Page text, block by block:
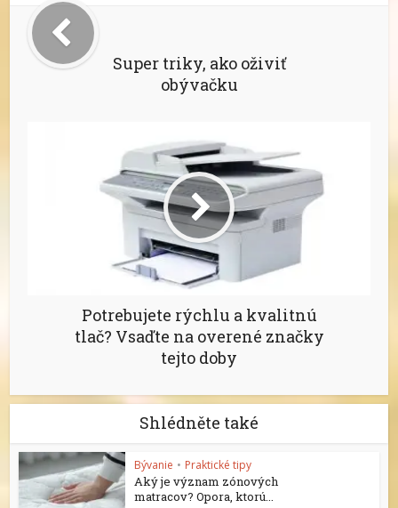
Super triky, ako oživiť
obývačku
Potrebujete rýchlu a kvalitnú
tlač? Vsaďte na overené značky
tejto doby
Shlédněte také
Bývanie • Praktické tipy
Aký je význam zónových
matracov? Opora, ktorú...